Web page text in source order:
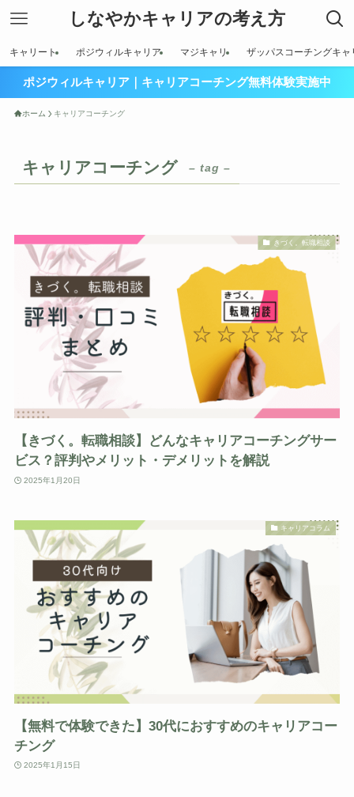
しなやかキャリアの考え方
キャリート ポジウィルキャリア マジキャリ ザッパスコーチングキャ
ポジウィルキャリア｜キャリアコーチング無料体験実施中
ホーム キャリアコーチング
キャリアコーチング – tag –
きづく。転職相談
【きづく。転職相談】どんなキャリアコーチングサー
ビス？評判やメリット・デメリットを解説
2025年1月20日
キャリアコラム
【無料で体験できた】30代におすすめのキャリアコー
チング
2025年1月15日